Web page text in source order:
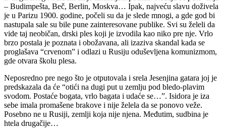
– Budimpešta, Beč, Berlin, Moskva… Ipak, najveću slavu doživela
je u Parizu 1900. godine, počeli su da je slede mnogi, a gde god bi
nastupala sale su bile pune zainteresovane publike. Svi su želeli da
vide taj neobičan, drski ples koji je izvodila kao niko pre nje. Vrlo
brzo postala je poznata i obožavana, ali izaziva skandal kada se
proglašava “crvenom” i odlazi u Rusiju oduševljena komunizmom,
gde otvara školu plesa.
Neposredno pre nego što je otputovala i srela Jesenjina gatara joj je
predskazala da će “otići na dugi put u zemlju pod bledo-plavim
svodom. Postaće bogata, vrlo bagata i udaće se…”. Isidora je iza
sebe imala promašene brakove i nije želela da se ponovo veže.
Posebno ne u Rusiji, zemlji koja nije njena. Međutim, sudbina je
htela drugačije…